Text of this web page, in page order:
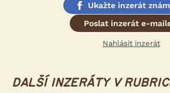
Ukažte inzerát
Poslat inzerát e-
Nahlásit inzerát
DALŠÍ INZERÁTY V